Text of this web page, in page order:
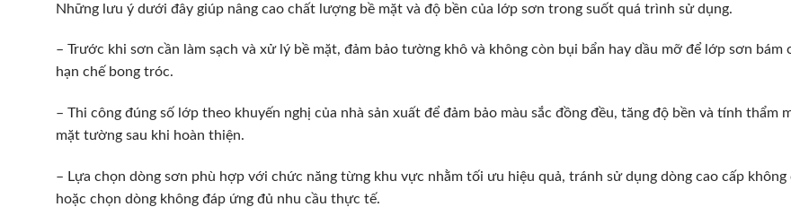
Những lưu ý dưới đây giúp nâng cao chất lượng bề mặt và độ bền của lớp sơn trong suốt quá trình sử dụng.
– Trước khi sơn cần làm sạch và xử lý bề mặt, đảm bảo tường khô và không còn bụi bẩn hay dầu mỡ để lớp sơn bám
hạn chế bong tróc.
– Thi công đúng số lớp theo khuyến nghị của nhà sản xuất để đảm bảo màu sắc đồng đều, tăng độ bền và tính thẩm
mặt tường sau khi hoàn thiện.
– Lựa chọn dòng sơn phù hợp với chức năng từng khu vực nhằm tối ưu hiệu quả, tránh sử dụng dòng cao cấp
hoặc chọn dòng không đáp ứng đủ nhu cầu thực tế.